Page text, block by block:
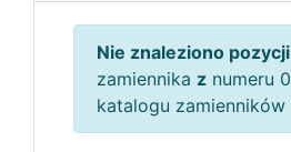
Nie znaleziono pozycji
zamiennika z numeru
katalogu zamienników